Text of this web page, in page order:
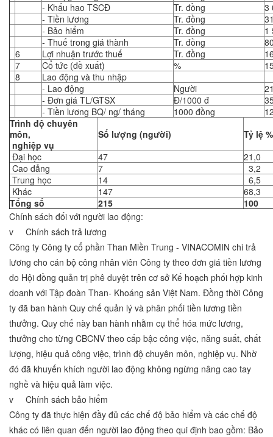
- Khấu hao TSCĐ
Tr. đồng
3
- Tiền lương
Tr. đồng
- Bảo hiểm
Tr. đồng
1
- Thuế trong giá thành
Tr. đồng
6
Lợi nhuận trước thuế Tr. đồng
7
Cổ tức (đề xuất) %
8
Lao động và thu nhập
- Lao động
Người
- Đơn giá TL/GTSX
Đ/1000 đ
- Tiền lương BQ/ ng/ tháng
1000 đồng
Trình độ chuyên
môn,
nghiệp vụ
Số lượng (người)
Tỷ lệ %
Đại học
47
21,0
Cao đẳng
7
3,2
Trung học
14
6,5
Khác
147
68,3
Tổng số
215
100
Chính sách đối với người lao động:
v Chính sách trả lương
Công ty Công ty cổ phần Than Miền Trung - VINACOMIN chi trả
lương cho cán bộ công nhân viên Công ty theo đơn giá tiền lương
do Hội đồng quản trị phê duyệt trên cơ sở Kế hoạch phối hợp kinh
doanh với Tập đoàn Than- Khoáng sản Việt Nam. Đồng thời Công
ty đã ban hành Quy chế quản lý và phân phối tiền lương tiền
thưởng. Quy chế này ban hành nhằm cụ thể hóa mức lương,
thưởng cho từng CBCNV theo cấp bậc công việc, năng suất, chất
lượng, hiệu quả công việc, trình độ chuyên môn, nghiệp vụ. Nhờ
đó đã khuyến khích người lao động không ngừng nâng cao tay
nghề và hiệu quả làm việc.
v Chính sách bảo hiểm
Công ty đã thực hiện đầy đủ các chế độ bảo hiểm và các chế độ
khác có liên quan đến người lao động theo qui định bao gồm: Bảo